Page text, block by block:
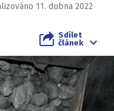
11. dubna 2022
Sdílet
článek